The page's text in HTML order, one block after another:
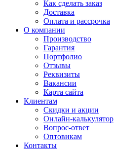
Как сделать заказ
Доставка
Оплата и рассрочка
О компании
Производство
Гарантия
Портфолио
Отзывы
Реквизиты
Вакансии
Карта сайта
Клиентам
Скидки и акции
Онлайн-калькулятор
Вопрос-ответ
Оптовикам
Контакты